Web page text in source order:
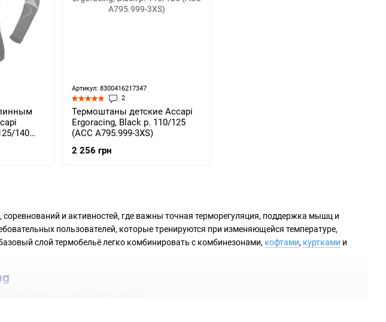
соревнований и активностей, где важны точная терморегуляция, поддержка мышц и
пользователей, которые тренируются при изменяющейся температуре,
слой термобельё легко комбинировать с комбинезонами, кофтами, куртками и
140
Артикул: 8300416217347
2
Термоштаны детские Accapi
Ergoracing, Black р. 110/125
(ACC A795.999-3XS)
2 256 грн